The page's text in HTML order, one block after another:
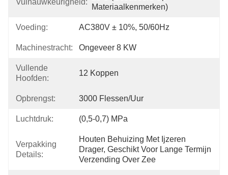
Vulnauwkeurigheid:
Materiaalkenmerken)
Voeding: AC380V ± 10%, 50/60Hz
Machinestracht: Ongeveer 8 KW
Vullende
Hoofden:
12 Koppen
Opbrengst: 3000 Flessen/uur
Luchtdruk: (0,5-0,7) MPa
Verpakking
Details:
Houten Behuizing Met Ijzeren
Drager, Geschikt Voor Lange Termijn
Verzending Over Zee